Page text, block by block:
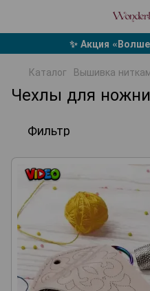
✨ Акция
Каталог Вышивка
Чехлы для
Фильтр